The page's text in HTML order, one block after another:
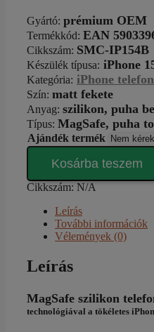
Gyártó: prémium OEM
Termékkód: EAN
Cikkszám: SMC-IP154B
Készülék típusa: iPhone
Kategória: iPhone
Szín: matt fekete
Anyag: szilikon, puha
Típus: MagSafe, puha
Ajándék termék
MattMag
Silicone-
Shield
black
Max
mennyiség
Kosárba teszem
Cikkszám: N/A
Leírás
További információk
Vélemények (0)
Leírás
MagSafe szilikon
technológiával a tökéletes